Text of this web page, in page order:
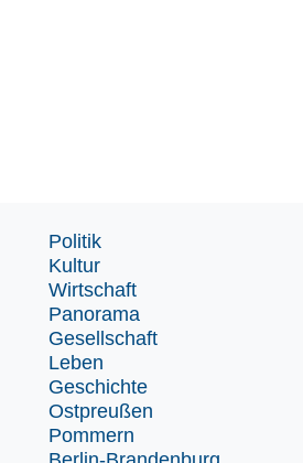
Politik
Kultur
Wirtschaft
Panorama
Gesellschaft
Leben
Geschichte
Ostpreußen
Pommern